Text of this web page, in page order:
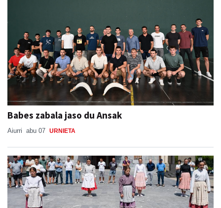
Babes zabala jaso du Ansak
Aiurri abu 07 URNIETA